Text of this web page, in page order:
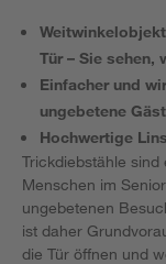
Tür – Sie sehen,
Einfacher und
ungebetene
Hochwertige
Trickdiebstähle
Menschen im
ungebetenen
ist daher
die Tür öffnen und